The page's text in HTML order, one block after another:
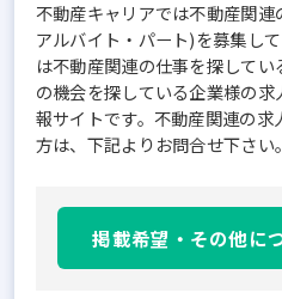
不動産キャリアでは不動産関連
アルバイト・パート)を募集し
は不動産関連の仕事を探して
の機会を探している企業様の
報サイトです。不動産関連の
方は、下記よりお問合せ下さい。
掲載希望・その他に